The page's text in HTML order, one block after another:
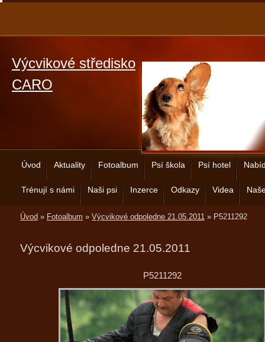
Výcvikové středisko
CARO
Úvod Aktuality Fotoalbum Psí škola Psí hotel
Trénují s námi Naši psi Inzerce Odkazy Videa
Úvod » Fotoalbum » Výcvikové odpoledne 21.05.2011 » P5211292
Výcvikové odpoledne 21.05.2011
P5211292